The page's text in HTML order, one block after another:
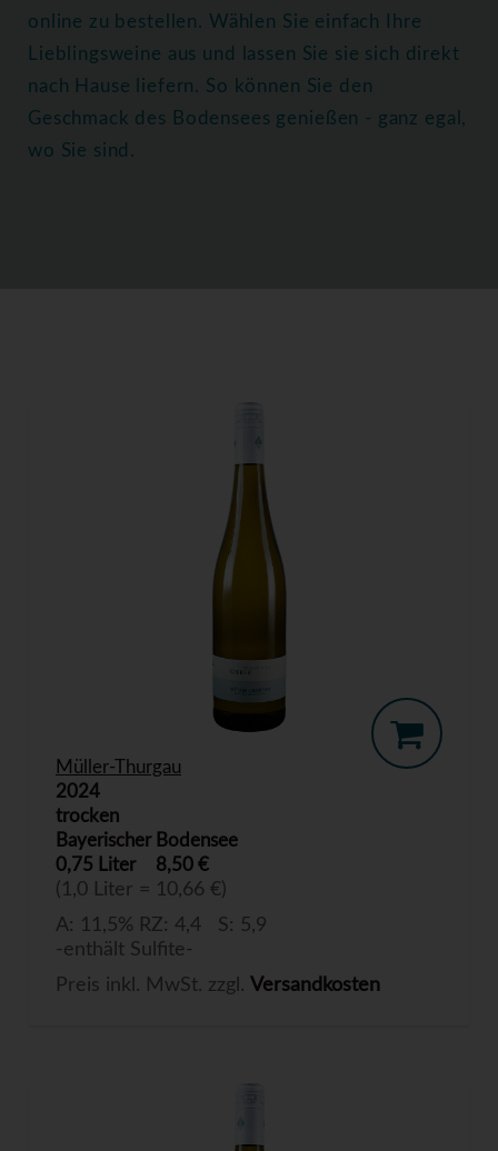
online zu bestellen. Wählen Sie einfach Ihre
Lieblingsweine aus und lassen Sie sie sich direkt
nach Hause liefern. So können Sie den
Geschmack des Bodensees genießen - ganz egal,
wo Sie sind.
Müller-Thurgau
2024
trocken
Bayerischer Bodensee
0,75 Liter
8,50 €
(1,0 Liter = 10,66 €)
A: 11,5% RZ: 4,4 S: 5,9
-enthält Sulfite-
Preis inkl. MwSt. zzgl. Versandkosten